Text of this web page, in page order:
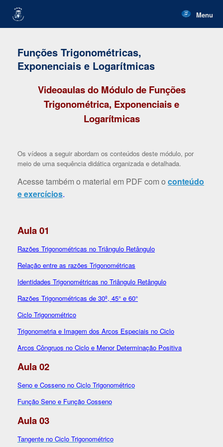
content
Menu
Funções Trigonométricas,
Exponenciais e Logarítmicas
Videoaulas do Módulo de Funções
Trigonométrica, Exponenciais e
Logarítmicas
Os vídeos a seguir abordam os conteúdos deste módulo, por
meio de uma sequência didática organizada e detalhada.
Acesse também o material em PDF com o conteúdo
e exercícios.
Aula 01
Razões Trigonométricas no Triângulo Retângulo
Relação entre as razões Trigonométricas
Identidades Trigonométricas no Triângulo Retângulo
Razões Trigonométricas de 30º, 45° e 60°
Ciclo Trigonométrico
Trigonometria e Imagem dos Arcos Especiais no Ciclo
Arcos Côngruos no Ciclo e Menor Determinação Positiva
Aula 02
Seno e Cosseno no Ciclo Trigonométrico
Função Seno e Função Cosseno
Aula 03
Tangente no Ciclo Trigonométrico